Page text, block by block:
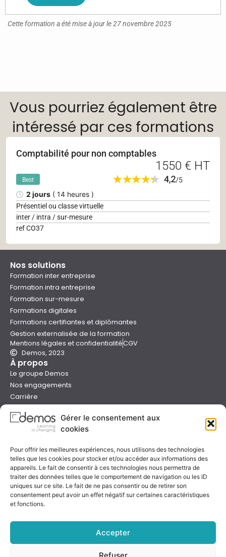
Gérer le consentement aux
cookies
Pour offrir les meilleures expériences, nous utilisons des technologies
telles que les cookies pour stocker et/ou accéder aux informations des
appareils. Le fait de consentir à ces technologies nous permettra de
traiter des données telles que le comportement de navigation ou les ID
uniques sur ce site. Le fait de ne pas consentir ou de retirer son
consentement peut avoir un effet négatif sur certaines caractéristiques
et fonctions.
Accepter
Refuser
Cette formation a été mise à jour le 27 novembre 2025
Vous pourriez également être
intéressé par ces formations
Comptabilité pour non comptables
1550 € HT
Best
2 jours ( 14 heures )
Présentiel ou classe virtuelle
inter / intra / sur-mesure
ref CO37
Nos solutions
Formation inter entreprise
Formation intra entreprise
Formation sur-mesure
Formations digitales
Formations certifiantes et diplômantes
Gestion externalisée de la formation
Mentions légales et confidentialitéCGV
Demos, 2023
À propos
Le groupe Demos
Nos engagements
Carrière
Presse
Catalogues
Aide
Nous contacter
Nous trouver
Préparer sa formation
Sessions garanties
Qualité & certification